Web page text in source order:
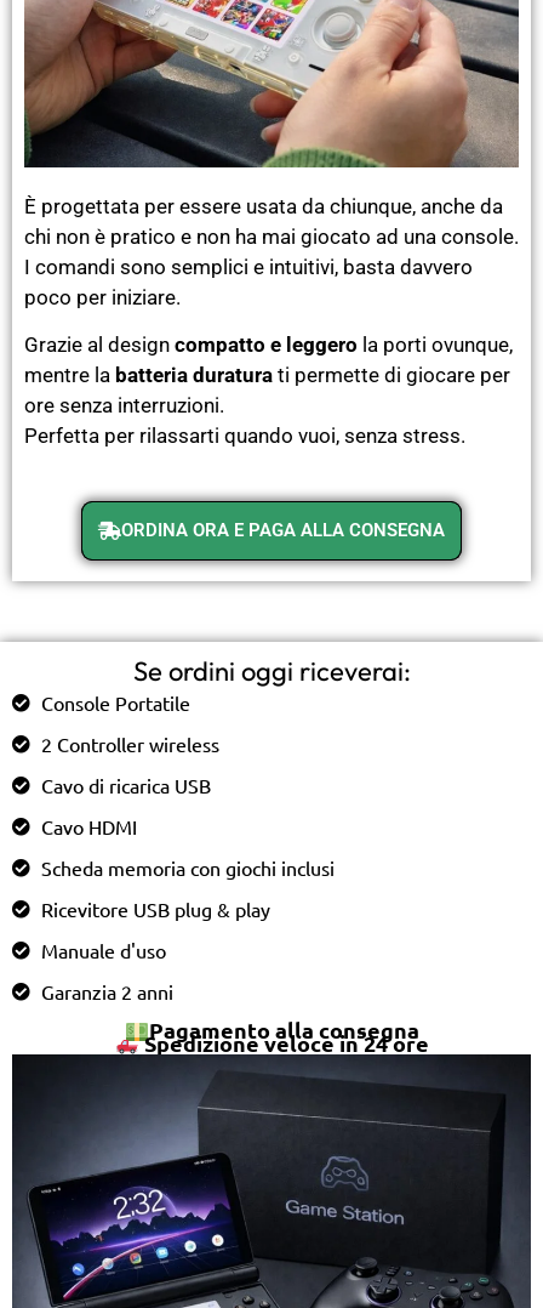
È progettata per essere usata da chiunque, anche da
chi non è pratico e non ha mai giocato ad una console.
I comandi sono semplici e intuitivi, basta davvero
poco per iniziare.
Grazie al design compatto e leggero la porti ovunque,
mentre la batteria duratura ti permette di giocare per
ore senza interruzioni.
Perfetta per rilassarti quando vuoi, senza stress.
ORDINA ORA E PAGA ALLA CONSEGNA
Se ordini oggi riceverai:
Console Portatile
2 Controller wireless
Cavo di ricarica USB
Cavo HDMI
Scheda memoria con giochi inclusi
Ricevitore USB plug & play
Manuale d'uso
Garanzia 2 anni
Pagamento alla consegna
Spedizione veloce in 24 ore